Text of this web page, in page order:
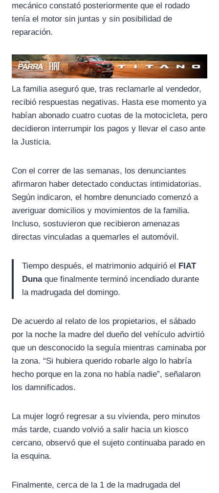
mecánico constató posteriormente que el rodado
tenía el motor sin juntas y sin posibilidad de
reparación.
La familia aseguró que, tras reclamarle al vendedor,
recibió respuestas negativas. Hasta ese momento ya
habían abonado cuatro cuotas de la motocicleta, pero
decidieron interrumpir los pagos y llevar el caso ante
la Justicia.
Con el correr de las semanas, los denunciantes
afirmaron haber detectado conductas intimidatorias.
Según indicaron, el hombre denunciado comenzó a
averiguar domicilios y movimientos de la familia.
Incluso, sostuvieron que recibieron amenazas
directas vinculadas a quemarles el automóvil.
Tiempo después, el matrimonio adquirió el FIAT
Dunaque finalmente terminó incendiado durante
la madrugada del domingo.
De acuerdo al relato de los propietarios, el sábado
por la noche la madre del dueño del vehículo advirtió
que un desconocido la seguía mientras caminaba por
la zona. “Si hubiera querido robarle algo lo habría
hecho porque en la zona no había nadie”, señalaron
los damnificados.
La mujer logró regresar a su vivienda, pero minutos
más tarde, cuando volvió a salir hacia un kiosco
cercano, observó que el sujeto continuaba parado en
la esquina.
Finalmente, cerca de la 1 de la madrugada del